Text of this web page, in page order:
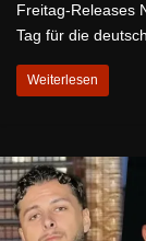
Freitag-Releases
Tag für die
Weiterlesen